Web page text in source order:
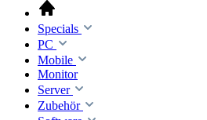
Specials
PC
Mobile
Monitor
Server
Zubehör